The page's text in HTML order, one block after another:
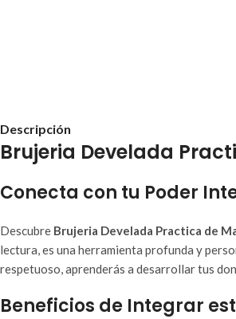
Descripción
Brujeria Develada
Conecta con tu Poder
Descubre Brujeria Develada Practica de
lectura, es una herramienta profunda y
respetuoso, aprenderás a desarrollar tus
Beneficios de Integrar